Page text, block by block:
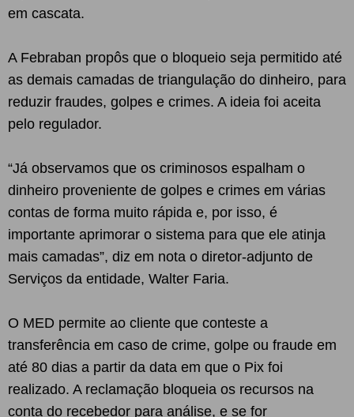
em cascata.
A Febraban propôs que o bloqueio seja permitido até
as demais camadas de triangulação do dinheiro, para
reduzir fraudes, golpes e crimes. A ideia foi aceita
pelo regulador.
“Já observamos que os criminosos espalham o
dinheiro proveniente de golpes e crimes em várias
contas de forma muito rápida e, por isso, é
importante aprimorar o sistema para que ele atinja
mais camadas”, diz em nota o diretor-adjunto de
Serviços da entidade, Walter Faria.
O MED permite ao cliente que conteste a
transferência em caso de crime, golpe ou fraude em
até 80 dias a partir da data em que o Pix foi
realizado. A reclamação bloqueia os recursos na
conta do recebedor para análise, e se for